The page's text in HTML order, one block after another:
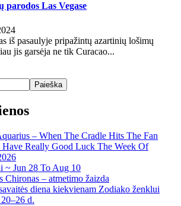
parodos Las Vegase
iš pasaulyje pripažintų azartinių lošimų
jis garsėja ne tik Curacao...
Paieška
– When The Cradle Hits The Fan
Have Really Good Luck The Week Of
~ Jun 28 To Aug 10
Chironas – atmetimo žaizda
diena kiekvienam Zodiako ženklui
d.